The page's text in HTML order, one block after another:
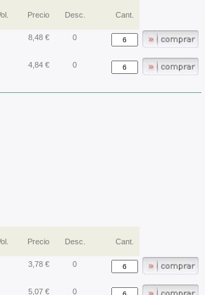
Precio Desc. Cant.
8,48 € 0
4,84 € 0
Precio Desc. Cant.
3,78 € 0
5,07 € 0